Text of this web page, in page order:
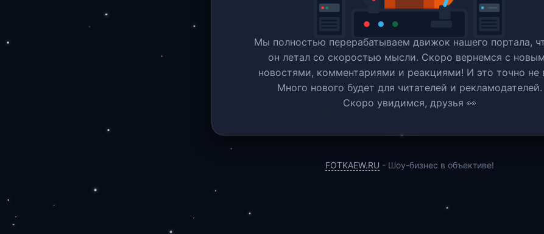
Мы полностью перерабатываем движок нашего портала,
он летал со скоростью мысли. Скоро вернемся c
новостями, комментариями и реакциями! И это точно не
Много нового будет для читателей и рекламодателей.
Скоро увидимся, друзья 👀
FOTKAEW.RU - Шоу-бизнес в объективе!